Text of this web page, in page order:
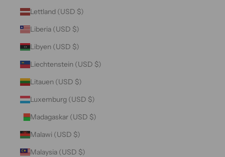
Lettland (USD $)
Liberia (USD $)
Libyen (USD $)
Liechtenstein (USD $)
Litauen (USD $)
Luxemburg (USD $)
Madagaskar (USD $)
Malawi (USD $)
Malaysia (USD $)